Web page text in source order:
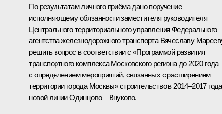
По результатам личного приёма дано поручение
исполняющему обязанности заместителя руководителя
Центрального территориального управления Федерального
агентства железнодорожного транспорта Вячеславу
решить вопрос в соответствии с «Программой развития
транспортного комплекса Московского региона до 2020 года
с определением мероприятий, связанных с расширением
территории города Москвы» строительство в 2014–2017
новой линии Одинцово – Внуково.